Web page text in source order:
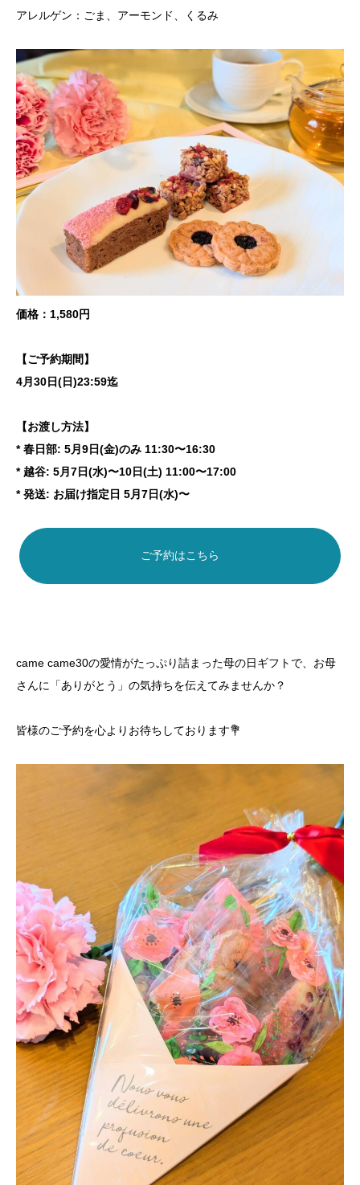
アレルゲン：ごま、アーモンド、くるみ
価格：1,580円
【ご予約期間】
4月30日(日)23:59迄
【お渡し方法】
* 春日部: 5月9日(金)のみ 11:30〜16:30
* 越谷: 5月7日(水)〜10日(土) 11:00〜17:00
* 発送: お届け指定日 5月7日(水)〜
ご予約はこちら
came came30の愛情がたっぷり詰まった母の日ギフトで、お母
さんに「ありがとう」の気持ちを伝えてみませんか？
皆様のご予約を心よりお待ちしております💐